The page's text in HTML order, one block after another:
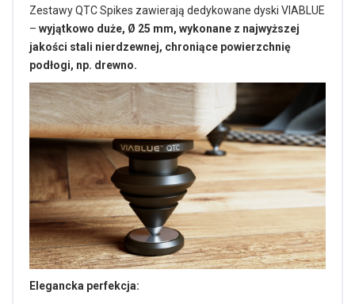
Zestawy QTC Spikes zawierają dedykowane dyski VIABLUE
– wyjątkowo duże, Ø 25 mm, wykonane z najwyższej
jakości stali nierdzewnej, chroniące powierzchnię
podłogi, np. drewno.
Elegancka perfekcja: